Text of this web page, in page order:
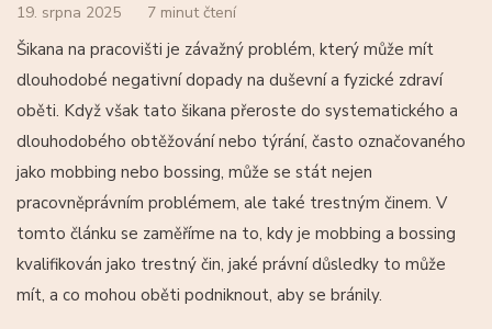
19. srpna 2025 7 minut čtení
Šikana na pracovišti je závažný problém, který může mít
dlouhodobé negativní dopady na duševní a fyzické zdraví
oběti. Když však tato šikana přeroste do systematického a
dlouhodobého obtěžování nebo týrání, často označovaného
jako mobbing nebo bossing, může se stát nejen
pracovněprávním problémem, ale také trestným činem. V
tomto článku se zaměříme na to, kdy je mobbing a bossing
kvalifikován jako trestný čin, jaké právní důsledky to může
mít, a co mohou oběti podniknout, aby se bránily.